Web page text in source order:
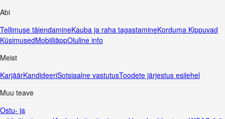
Abi
Tellimuse täiendamineKauba ja raha tagastamineKorduma Kippuvad
KüsimusedMobiiliäppOluline info
Meist
KarjäärKandideeriSotsiaalne vastutusToodete järjestus esilehel
Muu teave
Ostu- ja